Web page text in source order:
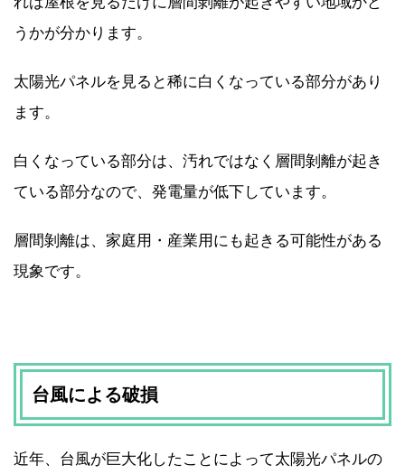
うかが分かります。
太陽光パネルを見ると稀に白くなっている部分があり
ます。
白くなっている部分は、汚れではなく層間剝離が起き
ている部分なので、発電量が低下しています。
層間剝離は、家庭用・産業用にも起きる可能性がある
現象です。
台風による破損
近年、台風が巨大化したことによって太陽光パネルの